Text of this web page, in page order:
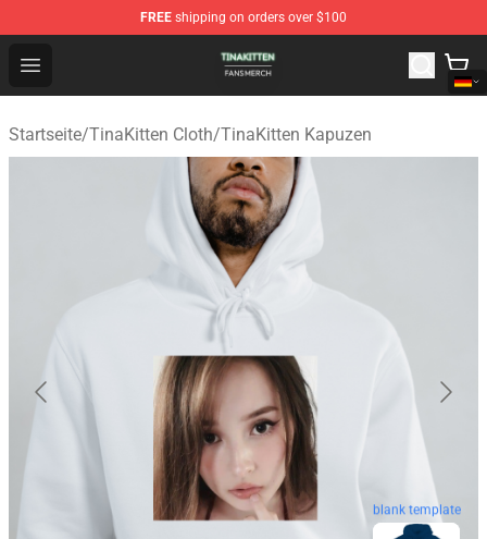
FREE shipping on orders over $100
Open menu
TinaKitten Shop - Official TinaKitten Merchandise Store
Startseite/TinaKitten Cloth/TinaKitten Kapuzen
blank template